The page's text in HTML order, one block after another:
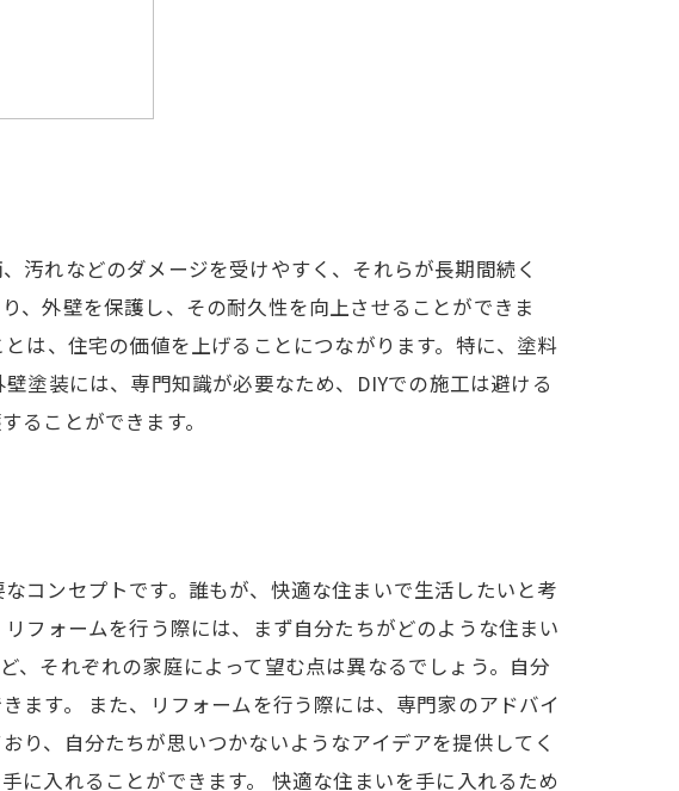
汚れなどのダメージを受けやすく、それらが長期間続く
、外壁を保護し、その耐久性を向上させることができま
は、住宅の価値を上げることにつながります。特に、塗料
塗装には、専門知識が必要なため、DIYでの施工は避ける
ることができます。
コンセプトです。誰もが、快適な住まいで生活したいと考
フォームを行う際には、まず自分たちがどのような住まい
、それぞれの家庭によって望む点は異なるでしょう。自分
ます。 また、リフォームを行う際には、専門家のアドバイ
り、自分たちが思いつかないようなアイデアを提供してく
に入れることができます。 快適な住まいを手に入れるため